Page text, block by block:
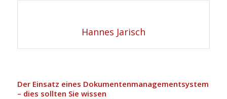
Hannes Jarisch
Der Einsatz eines Dokumentenmanagementsystem
– dies sollten Sie wissen